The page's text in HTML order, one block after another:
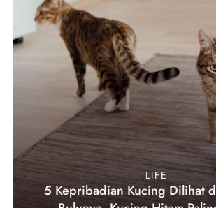
LIFE
5 Kepribadian Kucing Dilihat